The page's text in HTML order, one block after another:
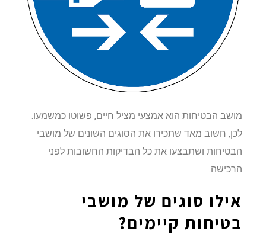
מושב הבטיחות הוא אמצעי מציל חיים, פשוטו כמשמעו.
לכן, חשוב מאד שתכירו את הסוגים השונים של מושבי
הבטיחות ושתבצעו את כל הבדיקות החשובות לפני
הרכישה.
אילו סוגים של מושבי
בטיחות קיימים?